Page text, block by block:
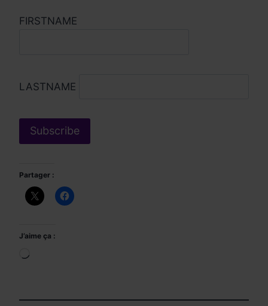
FIRSTNAME
LASTNAME
Partager :
J’aime ça :